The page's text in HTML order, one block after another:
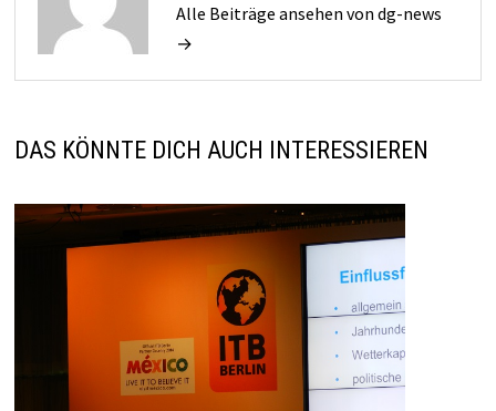
Alle Beiträge ansehen von dg-news
→
DAS KÖNNTE DICH AUCH INTERESSIEREN